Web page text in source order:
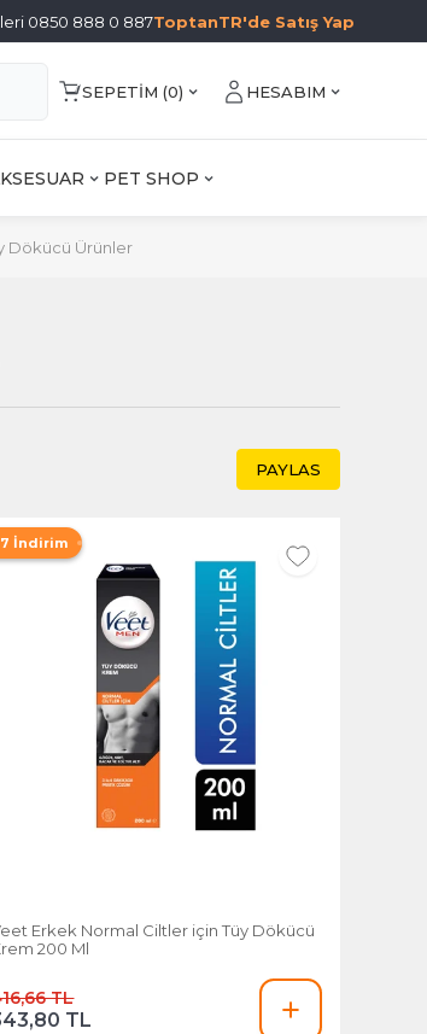
0850 888 0 887ToptanTR'de Satış Yap
SEPETIM (0) HESABIM
PET SHOP
Dökücü Ürünler
PAYLAS
İndirim
Erkek Normal Ciltler için Tüy Dökücü
200 Ml
TL
TL